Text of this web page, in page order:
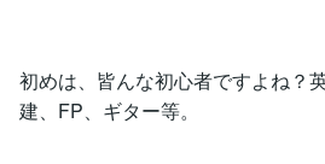
初めは、皆んな初心者ですよね？
建、FP、ギター等。